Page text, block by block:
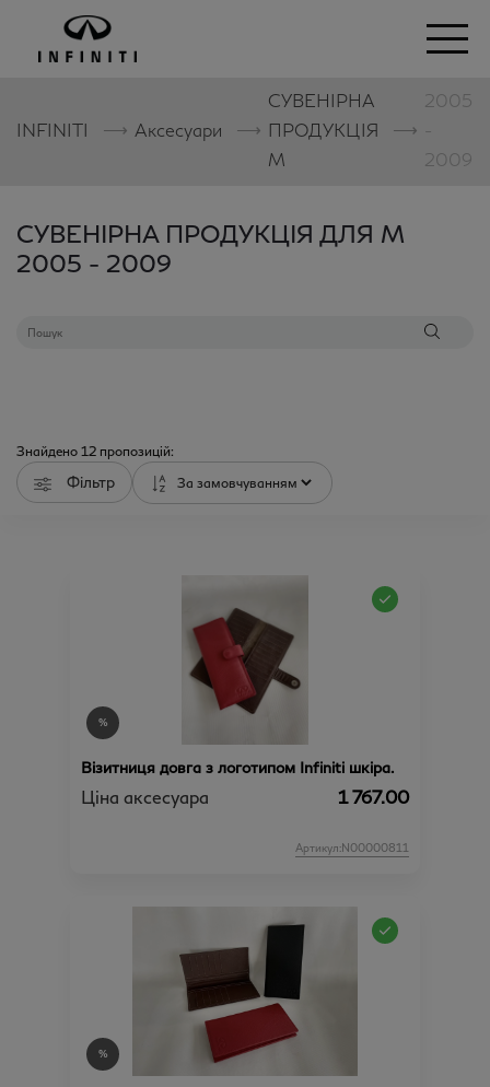
INFINITI ⟶ Аксесуари ⟶
СУВЕНІРНА
ПРОДУКЦІЯ
M
⟶
2005
-
2009
СУВЕНІРНА ПРОДУКЦІЯ ДЛЯ M
2005 - 2009
Знайдено 12 пропозицій:
Фільтр
Візитниця довга з логотипом Infiniti шкіра.
Ціна аксесуара 1 767.00
Артикул:N00000811